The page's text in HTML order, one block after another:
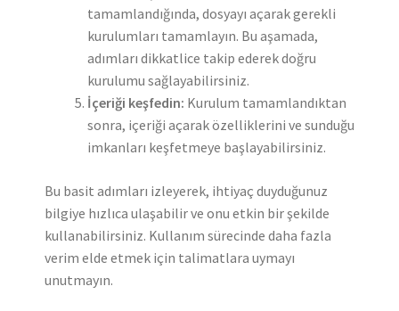
tamamlandığında, dosyayı açarak gerekli
kurulumları tamamlayın. Bu aşamada,
adımları dikkatlice takip ederek doğru
kurulumu sağlayabilirsiniz.
İçeriği keşfedin: Kurulum tamamlandıktan
sonra, içeriği açarak özelliklerini ve sunduğu
imkanları keşfetmeye başlayabilirsiniz.
Bu basit adımları izleyerek, ihtiyaç duyduğunuz
bilgiye hızlıca ulaşabilir ve onu etkin bir şekilde
kullanabilirsiniz. Kullanım sürecinde daha fazla
verim elde etmek için talimatlara uymayı
unutmayın.